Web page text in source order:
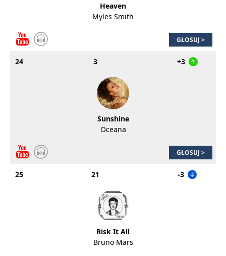
Heaven
Myles Smith
GŁOSUJ >
24 3 +3
Sunshine
Oceana
GŁOSUJ >
25 21 -3
Risk It All
Bruno Mars